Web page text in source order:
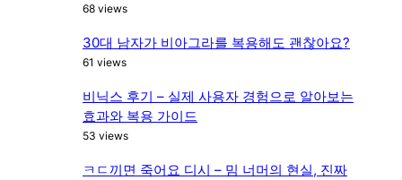
68 views
30대 남자가 비아그라를 복용해도 괜찮아요?
61 views
비닉스 후기 – 실제 사용자 경험으로 알아보는
효과와 복용 가이드
53 views
ㅋㄷ끼면 죽어요 디시 – 밈 너머의 현실, 진짜